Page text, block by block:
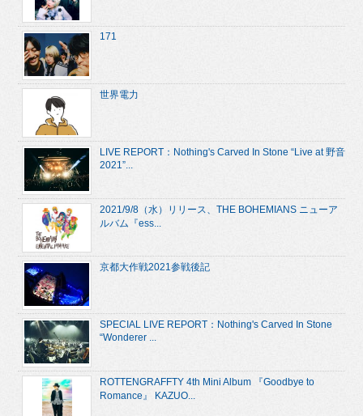
171
世界電力
LIVE REPORT：Nothing's Carved In Stone “Live at 野音
2021”...
2021/9/8（水）リリース、THE BOHEMIANS ニューア
ルバム『ess...
京都大作戦2021参戦後記
SPECIAL LIVE REPORT：Nothing's Carved In Stone
“Wonderer ...
ROTTENGRAFFTY 4th Mini Album 『Goodbye to
Romance』 KAZUO...